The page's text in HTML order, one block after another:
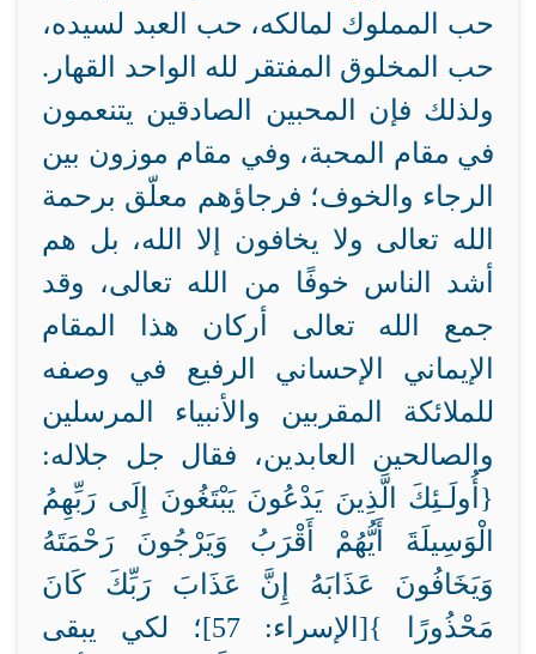
حب المملوك لمالكه، حب العبد لسيده،
حب المخلوق المفتقر لله الواحد القهار.
ولذلك فإن المحبين الصادقين يتنعمون
في مقام المحبة، وفي مقام موزون بين
الرجاء والخوف؛ فرجاؤهم معلّق برحمة
الله تعالى ولا يخافون إلا الله، بل هم
أشد الناس خوفًا من الله تعالى، وقد
جمع الله تعالى أركان هذا المقام
الإيماني الإحساني الرفيع في وصفه
للملائكة المقربين والأنبياء المرسلين
والصالحين العابدين، فقال جل جلاله:
{أُولَـئِكَ الَّذِينَ يَدْعُونَ يَبْتَغُونَ إِلَى رَبِّهِمُ
الْوَسِيلَةَ أَيُّهُمْ أَقْرَبُ وَيَرْجُونَ رَحْمَتَهُ
وَيَخَافُونَ عَذَابَهُ إِنَّ عَذَابَ رَبِّكَ كَانَ
مَحْذُورًا }[الإسراء: 57]؛ لكي يبقى